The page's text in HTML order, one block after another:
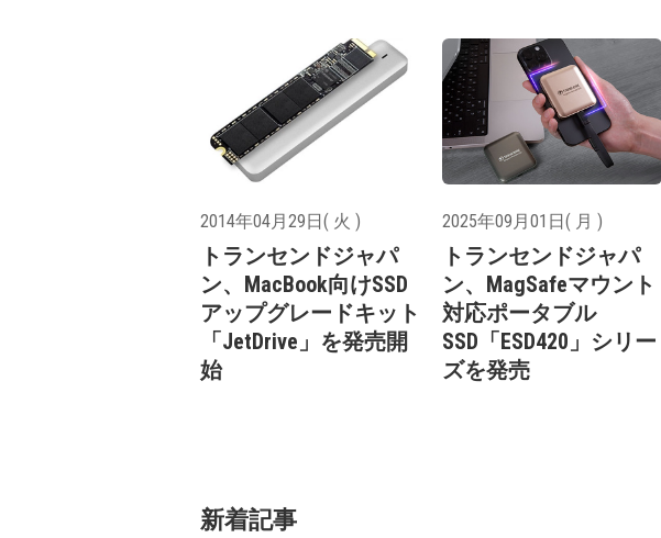
2014年04月29日( 火 )
トランセンドジャパ
ン、MacBook向けSSD
アップグレードキット
「JetDrive」を発売開
始
2025年09月01日( 月 )
トランセンドジャパ
ン、MagSafeマウント
対応ポータブル
SSD「ESD420」シリー
ズを発売
新着記事